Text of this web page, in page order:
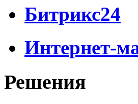
Битрикс24
Интернет-
Решения